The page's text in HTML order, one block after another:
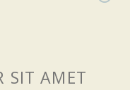
SIT AMET